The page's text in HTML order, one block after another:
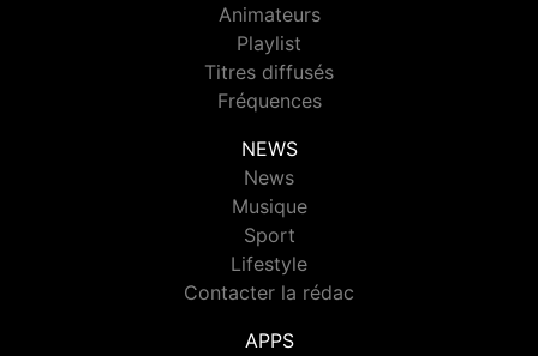
Animateurs
Playlist
Titres diffusés
Fréquences
NEWS
News
Musique
Sport
Lifestyle
Contacter la rédac
APPS